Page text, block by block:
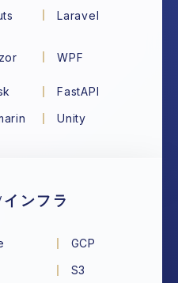
Laravel
WPF
FastAPI
Unity
ンフラ
GCP
S3